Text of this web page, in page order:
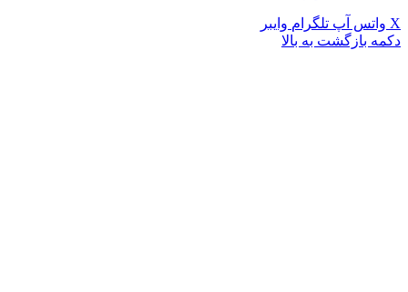
X واتس آپ تلگرام وایبر
دکمه بازگشت به بالا